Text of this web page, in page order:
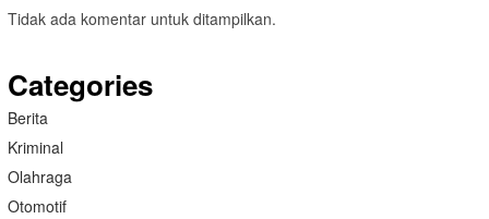
Tidak ada komentar untuk ditampilkan.
Categories
Berita
Kriminal
Olahraga
Otomotif